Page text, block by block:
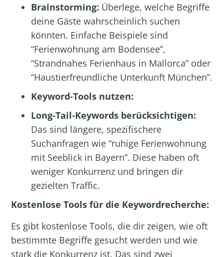
Brainstorming: Überlege, welche Begriffe
deine Gäste wahrscheinlich suchen
könnten. Einfache Beispiele sind
“Ferienwohnung am Bodensee”,
“Strandnahes Ferienhaus in Mallorca” oder
“Haustierfreundliche Unterkunft München”.
Keyword-Tools nutzen:
Long-Tail-Keywords berücksichtigen:
Das sind längere, spezifischere
Suchanfragen wie “ruhige Ferienwohnung
mit Seeblick in Bayern”. Diese haben oft
weniger Konkurrenz und bringen dir
gezielten Traffic.
Kostenlose Tools für die Keywordrecherche:
Es gibt kostenlose Tools, die dir zeigen, wie oft
bestimmte Begriffe gesucht werden und wie
stark die Konkurrenz ist. Das sind zwei